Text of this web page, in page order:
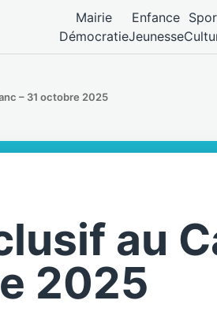
Mairie
Démocratie
Enfance
Jeunesse
– 31 octobre 2025
au
2025